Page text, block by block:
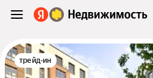
трейд-ин